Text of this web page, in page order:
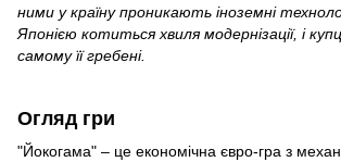
ними у країну проникають іноземні
Японією котиться хвиля модернізації, і
самому її гребені.
Огляд гри
"Йокогама" – це економічна євро-гра з